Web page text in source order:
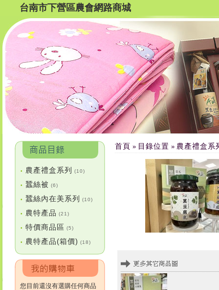
台南市下營區農會網路商城
• 農產禮盒系列 (10)
• 蠶絲被 (6)
• 蠶絲內在美系列 (10)
• 農特產品 (21)
• 特價商品區 (5)
• 農特產品(箱價) (18)
您目前還沒有選購任何商品
首頁 » 目錄位置 » 農產禮盒系